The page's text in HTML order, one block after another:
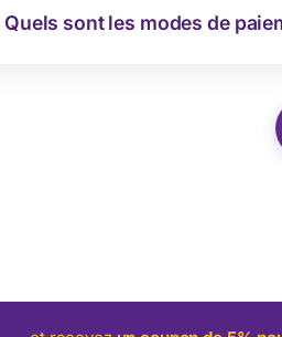
Quels sont les modes de